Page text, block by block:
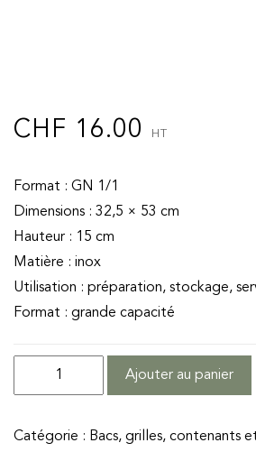
CHF 16.00 HT
Format : GN 1/1
Dimensions : 32,5 × 53 cm
Hauteur : 15 cm
Matière : inox
Utilisation : préparation, stockage,
Format : grande capacité
quantité
de
GN
Ajouter au panier
Catégorie : Bacs, grilles, contenants